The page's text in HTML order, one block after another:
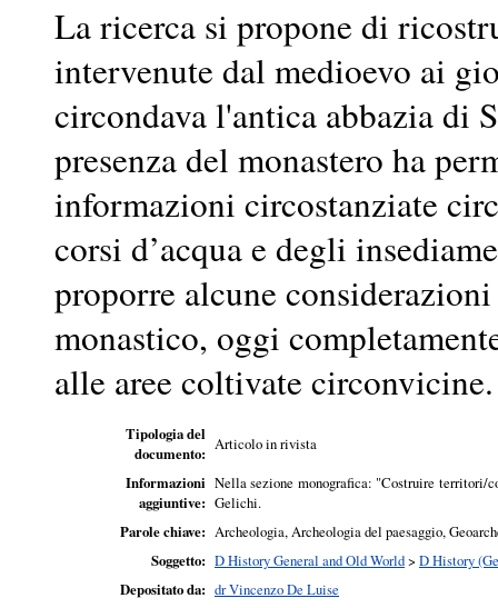
La ricerca si propone di
intervenute dal medioevo ai
circondava l'antica abbazia di
presenza del monastero ha
informazioni circostanziate
corsi d’acqua e degli
proporre alcune
monastico, oggi
alle aree coltivate circonvicine.
Tipologia del
documento: Articolo in rivista
Informazioni
aggiuntive:
Nella sezione monografica: "Costruire territori/
Gelichi.
Parole chiave: Archeologia, Archeologia del paesaggio,
Soggetto: D History General and Old World> D History
Depositato da: dr Vincenzo De Luise